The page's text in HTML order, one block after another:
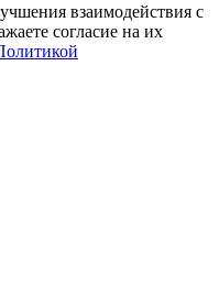
взаимодействия с
согласие на их